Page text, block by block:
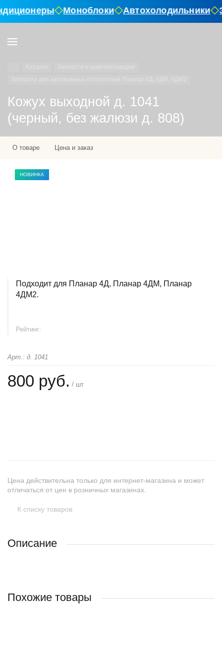
Моноблоки Автохолодильники
Кожух выходной д. 1041
(черный, без жалюзи д. 808)
О товаре Цена и заказ
НОВИНКА
Подходит для Планар 4Д, Планар 4ДМ, Планар
4ДМ2.
Рейтинг:
Арт.: д. 1041
800 руб. / шт
Цена действительна только для интернет-магазина и может
отличаться от цен в розничных магазинах.
К списку товаров
Описание
Похожие товары